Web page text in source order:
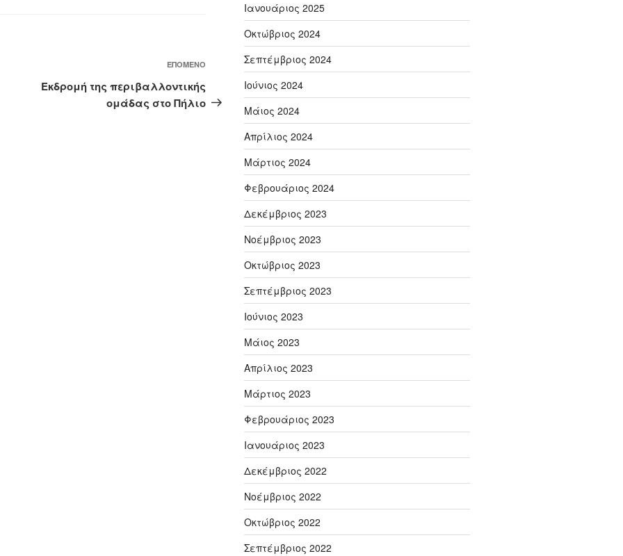
Επόμενο
ΕΠΌΜΕΝΟ
Εκδρομή της περιβαλλοντικής
ομάδας στο Πήλιο
Ιανουάριος 2025
Οκτώβριος 2024
Σεπτέμβριος 2024
Ιούνιος 2024
Μάιος 2024
Απρίλιος 2024
Μάρτιος 2024
Φεβρουάριος 2024
Δεκέμβριος 2023
Νοέμβριος 2023
Οκτώβριος 2023
Σεπτέμβριος 2023
Ιούνιος 2023
Μάιος 2023
Απρίλιος 2023
Μάρτιος 2023
Φεβρουάριος 2023
Ιανουάριος 2023
Δεκέμβριος 2022
Νοέμβριος 2022
Οκτώβριος 2022
Σεπτέμβριος 2022